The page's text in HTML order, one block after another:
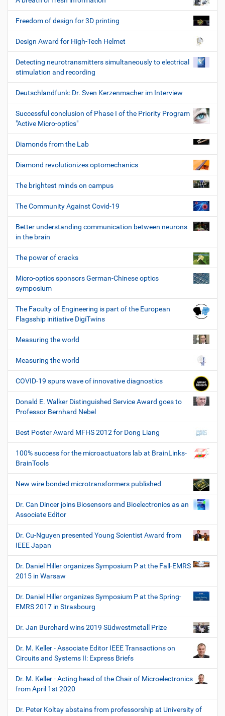
Freedom of design for 3D printing
Design Award for High-Tech Helmet
Detecting neurotransmitters simultaneously to electrical
stimulation and recording
Deutschlandfunk: Dr. Sven Kerzenmacher im Interview
Successful conclusion of Phase I of the Priority Program
"Active Micro-optics"
Diamonds from the Lab
Diamond revolutionizes optomechanics
The brightest minds on campus
The Community Against Covid-19
Better understanding communication between neurons
in the brain
The power of cracks
Micro-optics sponsors German-Chinese optics
symposium
The Faculty of Engineering is part of the European
Flagsship initiative DigiTwins
Measuring the world
Measuring the world
COVID-19 spurs wave of innovative diagnostics
Donald E. Walker Distinguished Service Award goes to
Professor Bernhard Nebel
Best Poster Award MFHS 2012 for Dong Liang
100% success for the microactuators lab at BrainLinks-
BrainTools
New wire bonded microtransformers published
Dr. Can Dincer joins Biosensors and Bioelectronics as an
Associate Editor
Dr. Cu-Nguyen presented Young Scientist Award from
IEEE Japan
Dr. Daniel Hiller organizes Symposium P at the Fall-EMRS
2015 in Warsaw
Dr. Daniel Hiller organizes Symposium P at the Spring-
EMRS 2017 in Strasbourg
Dr. Jan Burchard wins 2019 Südwestmetall Prize
Dr. M. Keller - Associate Editor IEEE Transactions on
Circuits and Systems II: Express Briefs
Dr. M. Keller - Acting head of the Chair of Microelectronics
from April 1st 2020
Dr. Peter Koltay abstains from professorship at University of